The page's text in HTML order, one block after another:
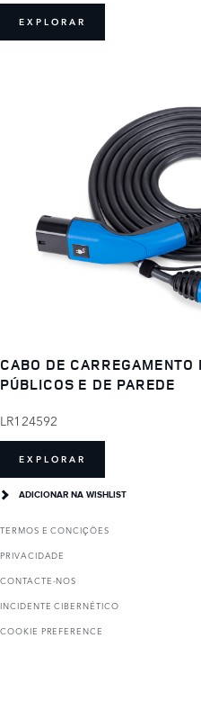
EXPLORAR
CABO DE CARREGAMENTO
PÚBLICOS E DE PAREDE
LR124592
EXPLORAR
ADICIONAR NA WISHLIST
TERMOS E CONCIҪÕES
PRIVACIDADE
CONTACTE-NOS
INCIDENTE CIBERNÉTICO
COOKIE PREFERENCE